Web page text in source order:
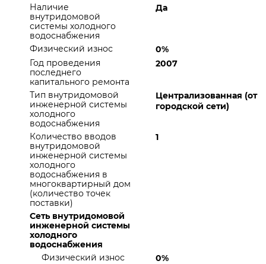
Наличие
внутридомовой
системы холодного
водоснабжения
Да
Физический износ
0%
Год проведения
последнего
капитального ремонта
2007
Тип внутридомовой
инженерной системы
холодного
водоснабжения
Централизованная (от
городской сети)
Количество вводов
внутридомовой
инженерной системы
холодного
водоснабжения в
многоквартирный дом
(количество точек
поставки)
1
Сеть внутридомовой
инженерной системы
холодного
водоснабжения
Физический износ
0%